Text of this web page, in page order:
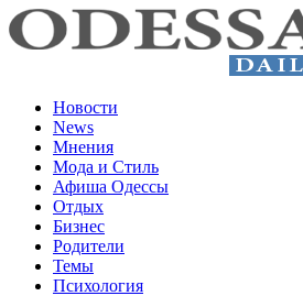
Новости
News
Мнения
Мода и Стиль
Афиша Одессы
Отдых
Бизнес
Родители
Темы
Психология